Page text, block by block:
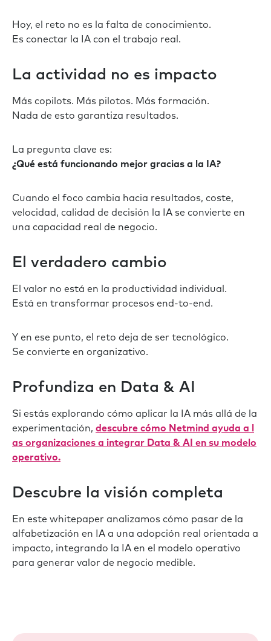
Hoy, el reto no es la falta de conocimiento.
Es conectar la IA con el trabajo real.
La actividad no es impacto
Más copilots. Más pilotos. Más formación.
Nada de esto garantiza resultados.
La pregunta clave es:
¿Qué está funcionando mejor gracias a la IA?
Cuando el foco cambia hacia resultados, coste,
velocidad, calidad de decisión la IA se convierte en
una capacidad real de negocio.
El verdadero cambio
El valor no está en la productividad individual.
Está en transformar procesos end-to-end.
Y en ese punto, el reto deja de ser tecnológico.
Se convierte en organizativo.
Profundiza en Data & AI
Si estás explorando cómo aplicar la IA más allá de la
experimentación, descubre cómo Netmind ayuda a l
as organizaciones a integrar Data & AI en su modelo
operativo.
Descubre la visión completa
En este whitepaper analizamos cómo pasar de la
alfabetización en IA a una adopción real orientada a
impacto, integrando la IA en el modelo operativo
para generar valor de negocio medible.